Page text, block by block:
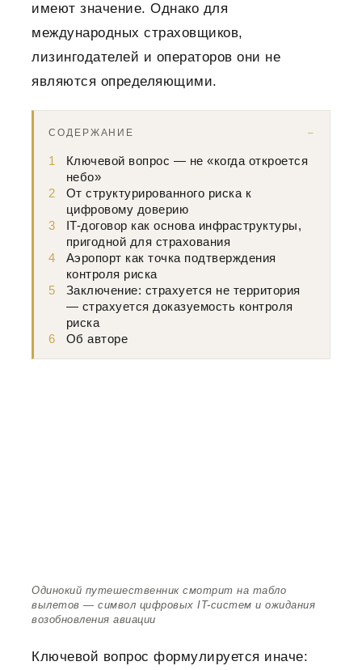
имеют значение. Однако для
международных страховщиков,
лизингодателей и операторов они не
являются определяющими.
СОДЕРЖАНИЕ
1
Ключевой вопрос — не «когда откроется
небо»
2
От структурированного риска к
цифровому доверию
3
IT-договор как основа инфраструктуры,
пригодной для страхования
4
Аэропорт как точка подтверждения
контроля риска
5
Заключение: страхуется не территория
— страхуется доказуемость контроля
риска
6
Об авторе
Одинокий путешественник смотрит на табло
вылетов — символ цифровых IT-систем и ожидания
возобновления авиации
Ключевой вопрос формулируется иначе: